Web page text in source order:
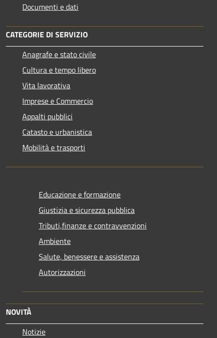
Documenti e dati
CATEGORIE DI SERVIZIO
Anagrafe e stato civile
Cultura e tempo libero
Vita lavorativa
Imprese e Commercio
Appalti pubblici
Catasto e urbanistica
Mobilità e trasporti
Educazione e formazione
Giustizia e sicurezza pubblica
Tributi,finanze e contravvenzioni
Ambiente
Salute, benessere e assistenza
Autorizzazioni
NOVITÀ
Notizie